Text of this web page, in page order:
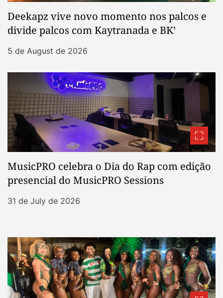
Deekapz vive novo momento nos palcos e
divide palcos com Kaytranada e BK’
5 de August de 2026
MusicPRO celebra o Dia do Rap com edição
presencial do MusicPRO Sessions
31 de July de 2026